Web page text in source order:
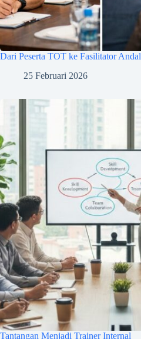
Dari Peserta TOT ke Fasilitator Andal
25 Februari 2026
Tantangan Menjadi Trainer Internal